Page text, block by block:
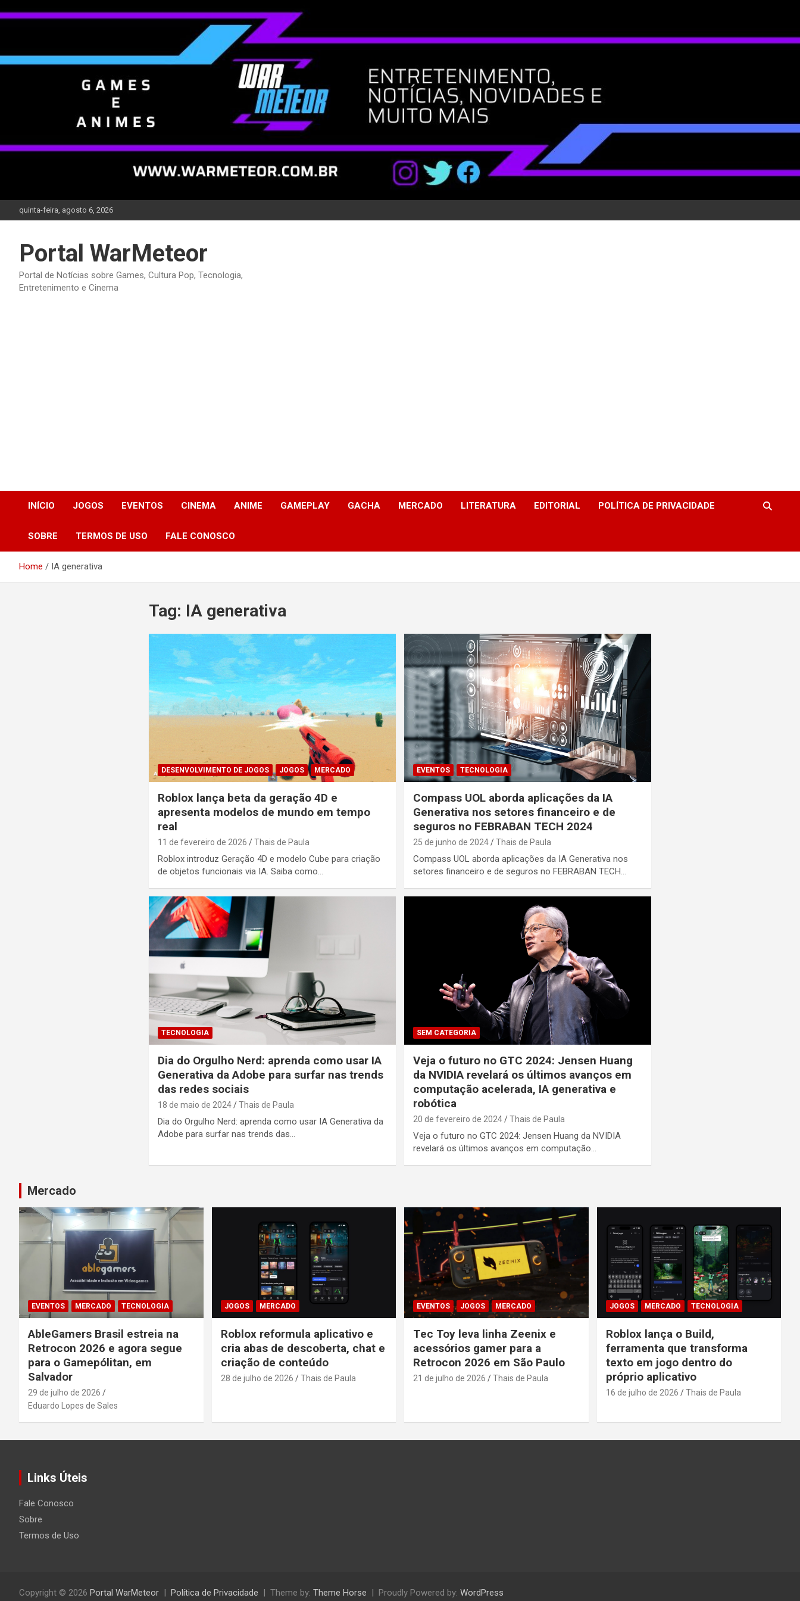
to
quinta-feira, agosto 6, 2026
Portal WarMeteor
Portal de Notícias sobre Games, Cultura Pop, Tecnologia,
Entretenimento e Cinema
INÍCIO JOGOS EVENTOS CINEMA ANIME GAMEPLAY GACHA MERCADO LITERATURA EDITORIAL POLÍTICA DE PRIVACIDADE
SOBRE TERMOS DE USO FALE CONOSCO
Home IA generativa
Tag: IA generativa
DESENVOLVIMENTO DE JOGOS JOGOS MERCADO
Roblox lança beta da geração 4D e
apresenta modelos de mundo em tempo
real
11 de fevereiro de 2026 Thais de Paula
Roblox introduz Geração 4D e modelo Cube para criação
de objetos funcionais via IA. Saiba como…
EVENTOS TECNOLOGIA
Compass UOL aborda aplicações da IA
Generativa nos setores financeiro e de
seguros no FEBRABAN TECH 2024
25 de junho de 2024 Thais de Paula
Compass UOL aborda aplicações da IA Generativa nos
setores financeiro e de seguros no FEBRABAN TECH…
TECNOLOGIA
Dia do Orgulho Nerd: aprenda como usar IA
Generativa da Adobe para surfar nas trends
das redes sociais
18 de maio de 2024 Thais de Paula
Dia do Orgulho Nerd: aprenda como usar IA Generativa da
Adobe para surfar nas trends das…
SEM CATEGORIA
Veja o futuro no GTC 2024: Jensen Huang
da NVIDIA revelará os últimos avanços em
computação acelerada, IA generativa e
robótica
20 de fevereiro de 2024 Thais de Paula
Veja o futuro no GTC 2024: Jensen Huang da NVIDIA
revelará os últimos avanços em computação…
Mercado
EVENTOS MERCADO TECNOLOGIA
AbleGamers Brasil estreia na
Retrocon 2026 e agora segue
para o Gamepólitan, em
Salvador
29 de julho de 2026
Eduardo Lopes de Sales
JOGOS MERCADO
Roblox reformula aplicativo e
cria abas de descoberta, chat e
criação de conteúdo
28 de julho de 2026 Thais de Paula
EVENTOS JOGOS MERCADO
Tec Toy leva linha Zeenix e
acessórios gamer para a
Retrocon 2026 em São Paulo
21 de julho de 2026 Thais de Paula
JOGOS MERCADO TECNOLOGIA
Roblox lança o Build,
ferramenta que transforma
texto em jogo dentro do
próprio aplicativo
16 de julho de 2026 Thais de Paula
Links Úteis
Fale Conosco
Sobre
Termos de Uso
Copyright © 2026 Portal WarMeteor Política de Privacidade Theme by: Theme Horse Proudly Powered by: WordPress